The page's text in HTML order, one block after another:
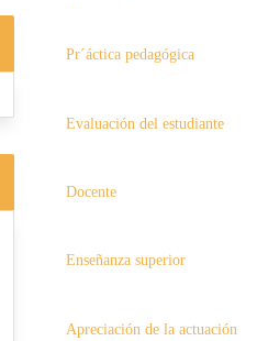
Pr´áctica pedagógica
Evaluación del estudiante
Docente
Enseñanza superior
Apreciación de la actuación